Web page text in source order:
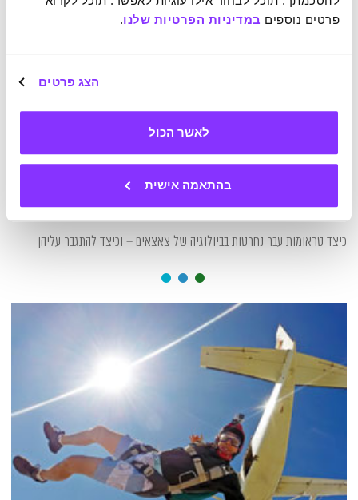
פרטים נוספים במדיניות הפרטיות שלנו.
הצג פרטים
לאשר הכול
בהתאמה אישית
הזיכרון שלא ביקשנו לזכור
כיצד טראומות עבר נחרטות בביולוגיה של צאצאים – וכיצד להתגבר עליהן